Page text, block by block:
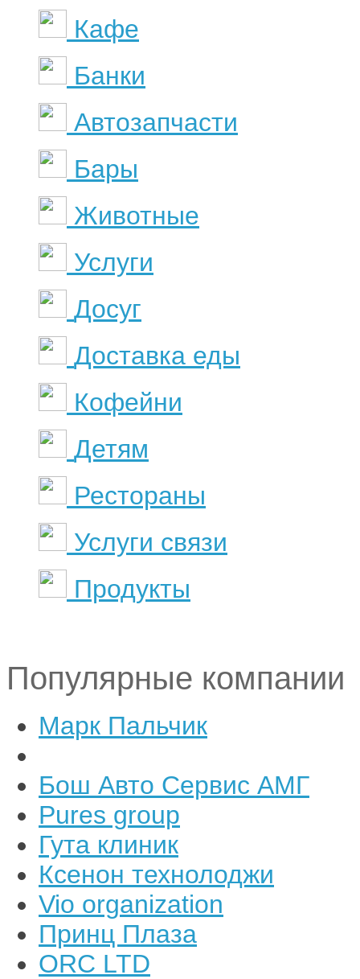
Кафе
Банки
Автозапчасти
Бары
Животные
Услуги
Досуг
Доставка еды
Кофейни
Детям
Рестораны
Услуги связи
Продукты
Популярные компании
Марк Пальчик
Бош Авто Сервис АМГ
Pures group
Гута клиник
Ксенон технолоджи
Vio organization
Принц Плаза
ORC LTD